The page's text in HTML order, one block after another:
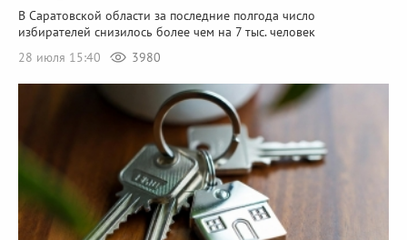
В Саратовской области за последние полгода число
избирателей снизилось более чем на 7 тыс. человек
28 июля 15:40
3980